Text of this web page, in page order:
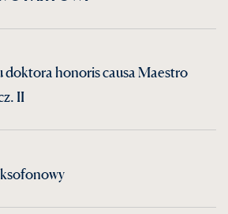
doktora honoris causa Maestro
II